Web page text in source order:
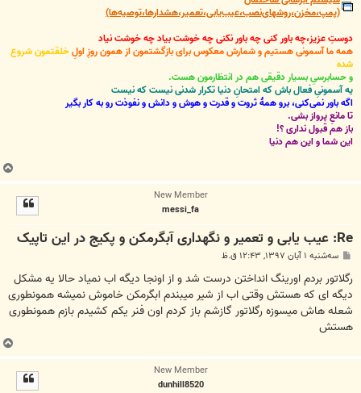
(پمپ،مخزن،روشهای‌نصب،عیب‌یابی،تعمیر،هشدارها،توصیه‌ها)
دوستِ عزیز،چه باور کنی چه باور نکنی چه خوشت بیاد چه خوشت نیاد
همه ما آسمونی هستیم و شمارش معکوس برای بازگشتمون از همون روزِ اولِخلقتمون شروع
شده
و حسابرسیِ بسیار دقیقی هم در انتظارمون هست.
یه آسمونیِ فعال باش که امتحانِ دنیا تکرار شدنی نیست که نیست
اگه باور نمی‌کنی، برو همۀ ثروت و قدرت و هوش و دانش و نفوذت رو به کار بگیر
تا مانعِ پرواز بشی.
باز هم قبول نداری ؟!
این شما و این هم دنیا
ب
ا
New Member
messi_fa
Re: عیب یابی و تعمیر و نگهداری آبگرمکن و پکیج در این تاپیک
پ
ت
سه‌شنبه ۱ آبان ۱۳۹۷, ۱۲:۴۳ ق.ظ
رگلاتور بردم اورینگ انداختن درست شد و از اونجا دیگه اب نمیاد حالا یه مشکل
دیگه ای که هستش وقتی اب از شیر میبندم ابگرمکن خاموش نمیشه همونطوری
شعله هاش میسوزه رگلاتور گازشم باز کردم اون فنر یکم کشیدم بازم همونطوری
هستش
ب
ا
New Member
dunhill8520